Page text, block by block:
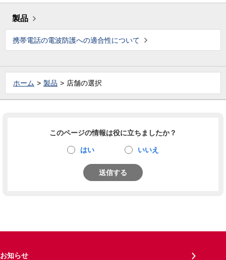
製品
携帯電話の電波防護への適合性について
ホーム 製品 店舗の選択
このページの情報は役に立ちましたか？
はい いいえ
送信する
お知らせ